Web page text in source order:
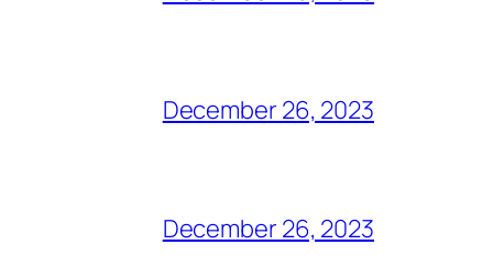
December 26, 2023
December 26, 2023